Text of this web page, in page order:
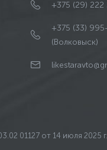
+375 (29) 222
+375 (33)
(Волковыск)
01127 от 14 июля 2025